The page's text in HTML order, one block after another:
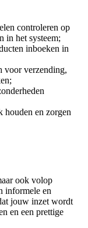
controleren op
in het systeem;
inboeken in
voor verzending,
houden en zorgen
ook volop
informele en
jouw inzet wordt
en een prettige